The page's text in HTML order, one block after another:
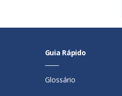
Guia Rápido
Glossário